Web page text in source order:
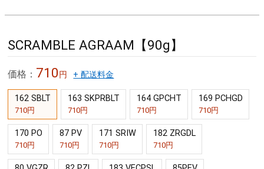
SCRAMBLE AGRAAM【90g】
価格： 710円 + 配送料金
162 SBLT
710円
163 SKPRBLT
710円
164 GPCHT
710円
169 PCHGD
710円
170 PO
710円
87 PV
710円
171 SRIW
710円
182 ZRGDL
710円